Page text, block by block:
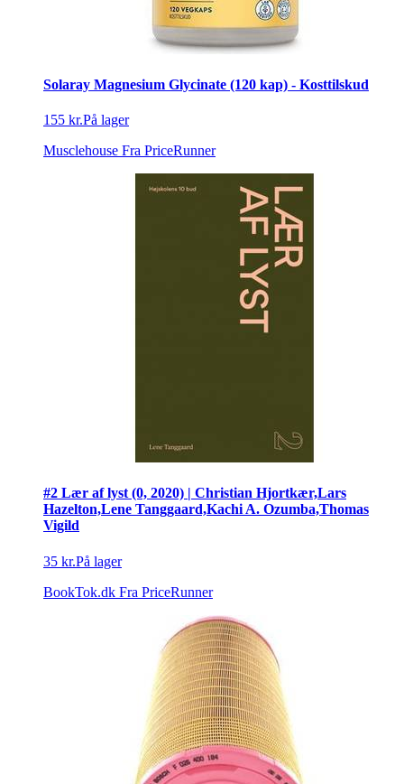
Solaray Magnesium Glycinate (120 kap) - Kosttilskud
155 kr.På lager
Musclehouse Fra PriceRunner
#2 Lær af lyst (0, 2020) | Christian Hjortkær,Lars
Hazelton,Lene Tanggaard,Kachi A. Ozumba,Thomas
Vigild
35 kr.På lager
BookTok.dk Fra PriceRunner